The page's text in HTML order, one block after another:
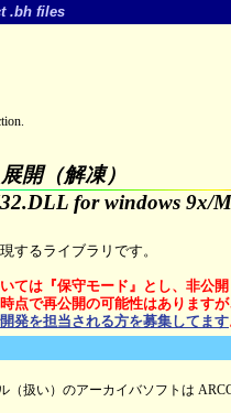
.bh files
開（解凍）
for windows 9x/
するライブラリです。
ては『保守モード』とし、非公
点で再公開の可能性はあります
発を担当される方を募集してます
（扱い）のアーカイバソフトは